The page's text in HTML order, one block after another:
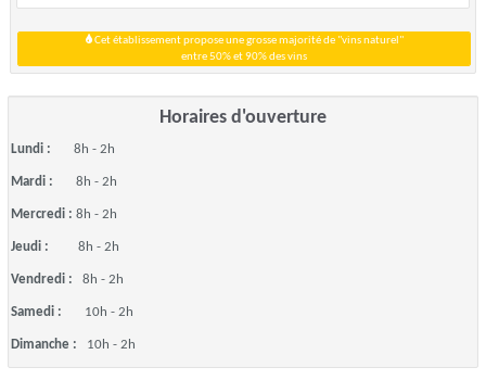
Cet établissement propose une grosse majorité de "vins naturel"
entre 50% et 90% des vins
Horaires d'ouverture
Lundi : 8h - 2h
Mardi : 8h - 2h
Mercredi : 8h - 2h
Jeudi : 8h - 2h
Vendredi : 8h - 2h
Samedi : 10h - 2h
Dimanche : 10h - 2h